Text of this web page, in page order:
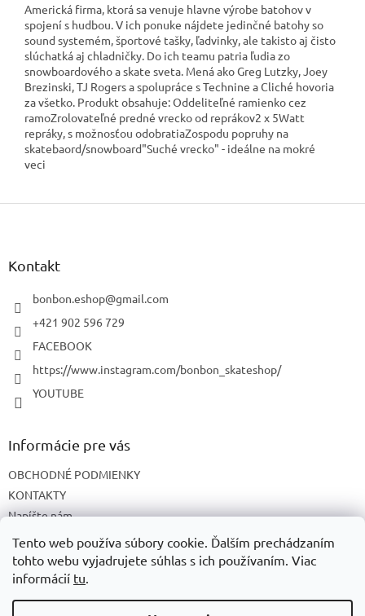
Tento web používa súbory cookie. Ďalším prechádzaním
tohto webu vyjadrujete súhlas s ich používaním. Viac
informácií tu.
Americká firma, ktorá sa venuje hlavne výrobe batohov v
spojení s hudbou. V ich ponuke nájdete jedinčné batohy so
sound systemém, športové tašky, ľadvinky, ale takisto aj čisto
slúchatká aj chladničky. Do ich teamu patria ľudia zo
snowboardového a skate sveta. Mená ako Greg Lutzky, Joey
Brezinski, TJ Rogers a spolupráce s Technine a Cliché hovoria
za všetko. Produkt obsahuje: Oddeliteľné ramienko cez
ramoZrolovateľné predné vrecko od reprákov2 x 5Watt
repráky, s možnosťou odobratiaZospodu popruhy na
skatebaord/snowboard"Suché vrecko" - ideálne na mokré
veci
Z
Kontakt
bonbon.eshop@gmail.com
+421 902 596 729
FACEBOOK
https://www.instagram.com/bonbon_skateshop/
YOUTUBE
Informácie pre vás
OBCHODNÉ PODMIENKY
KONTAKTY
Napíšte nám
Vytvoril Shoptet